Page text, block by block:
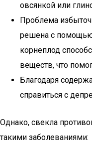
овсянкой или
Проблема
решена с помощью
корнеплод
веществ, что
Благодаря
справиться с
Однако, свекла
такими заболеваниями: